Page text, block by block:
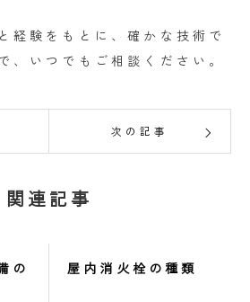
経験をもとに、確かな技術で
、いつでもご相談ください。
次の記事
関連記事
の
屋内消火栓の種類